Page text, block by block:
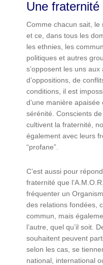
Une
Comme chacun sait, le
et ce, dans tous les
les ethnies, les
politiques et autres
s’opposent les uns
d’oppositions, de
conditions, il est
d’une manière apaisée
sérénité. Conscients
cultivent la fraternité,
également avec leurs
“profane”.
C’est aussi pour
fraternité que
fréquenter un
des relations fondées,
commun, mais
l’autre, quel qu’il soit.
souhaitent peuvent
selon les cas, se
national, international